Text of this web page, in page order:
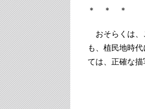
＊ ＊ ＊
おそらくは、
も、植民地時
ては、正確な描